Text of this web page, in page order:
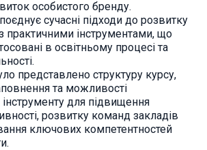
особистого бренду.
сучасні підходи до розвитку
практичними інструментами, що
в освітньому процесі та
представлено структуру курсу,
та можливості
для підвищення
розвитку команд закладів
ключових компетентностей